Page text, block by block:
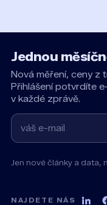
Jednou
Nová měření, ceny z
Přihlášení potvrdíte
v každé zprávě.
Jen nové články a data,
NAJDETE NÁS